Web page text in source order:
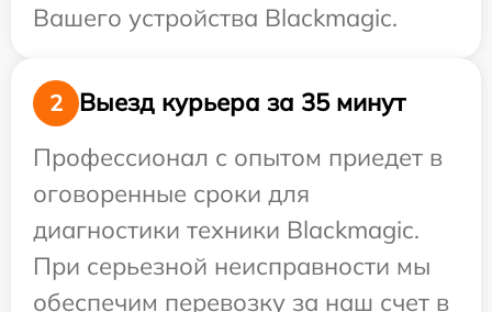
Вашего устройства Blackmagic.
2
Выезд курьера за 35 минут
Профессионал с опытом приедет в
оговоренные сроки для
диагностики техники Blackmagic.
При серьезной неисправности мы
обеспечим перевозку за наш счет в